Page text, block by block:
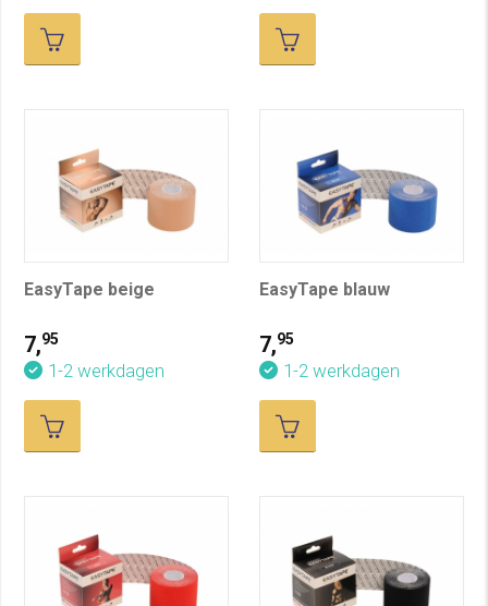
EasyTape beige
7,95
1-2 werkdagen
EasyTape blauw
7,95
1-2 werkdagen